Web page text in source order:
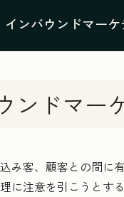
インバウンドマー
ンドマー
み客、顧客との間に
に注意を引こうとす